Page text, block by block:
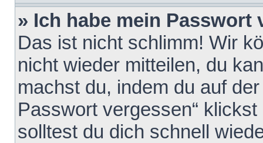
» Ich habe mein Passwort
Das ist nicht schlimm! Wir
nicht wieder mitteilen, du
machst du, indem du auf
Passwort vergessen“
solltest du dich schnell